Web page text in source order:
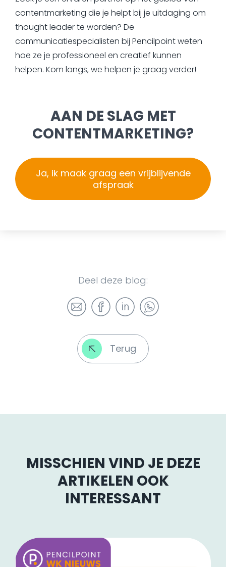
contentmarketing die je helpt bij je uitdaging om
thought leader te worden? De
communicatiespecialisten bij Pencilpoint weten
hoe ze je professioneel en creatief kunnen
helpen. Kom langs, we helpen je graag verder!
AAN DE SLAG MET
CONTENTMARKETING?
Ja, ik maak graag een vrijblijvende
afspraak
Deel deze blog:
Terug
MISSCHIEN VIND JE DEZE
ARTIKELEN OOK
INTERESSANT